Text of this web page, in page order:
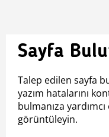
Sayfa
Talep edilen sayfa
yazım hatalarını
bulmanıza
görüntüleyin.